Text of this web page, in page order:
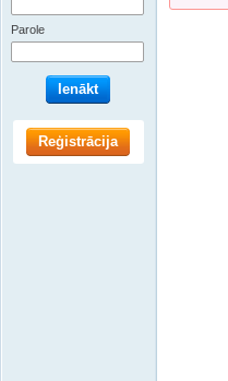
Parole
Ienākt
Reģistrācija